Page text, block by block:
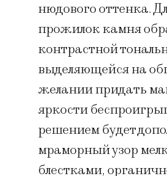
нюдового оттенка.
прожилок камня
контрастной
выделяющейся на
желании придать
яркости
решением будет
мраморный узор
блестками,